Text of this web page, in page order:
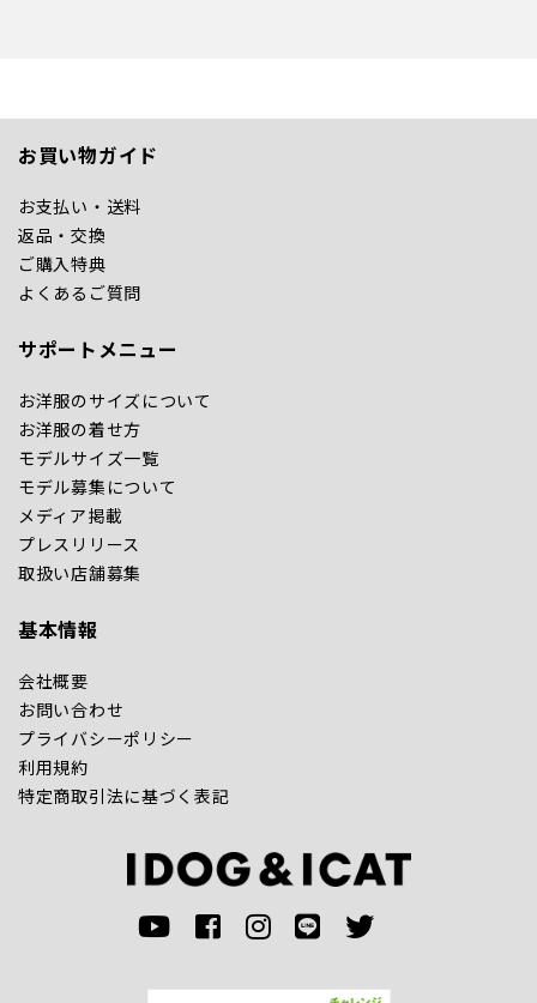
お買い物ガイド
お支払い・送料
返品・交換
ご購入特典
よくあるご質問
サポートメニュー
お洋服のサイズについて
お洋服の着せ方
モデルサイズ一覧
モデル募集について
メディア掲載
プレスリリース
取扱い店舗募集
基本情報
会社概要
お問い合わせ
プライバシーポリシー
利用規約
特定商取引法に基づく表記